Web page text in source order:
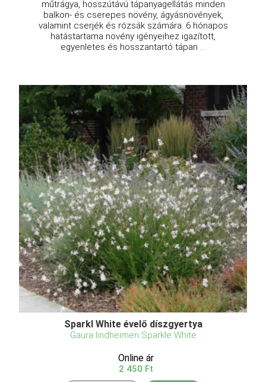
műtrágya, hosszútávú tápanyagellátás minden
balkon- és cserepes növény, ágyásnövények,
valamint cserjék és rózsák számára. 6 hónapos
hatástartama növény igényeihez igazított,
egyenletes és hosszantartó tápan ...
Sparkl White évelő díszgyertya
Gaura lindheimeri Sparkle White
Online ár
2 450 Ft